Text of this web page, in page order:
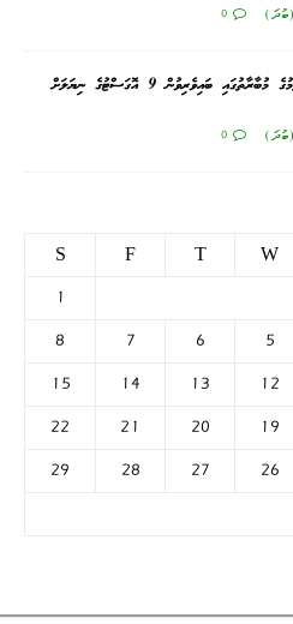
0
ދިރާގު މާލެ އޯޕަން ފެތުމުގެ މުބާރާތުގައި ބައިވެރިވުން 9 އޮގަސްޓުގެ ނިޔަލަށް
0
W
T
F
S
1
5
6
7
8
12
13
14
15
19
20
21
22
26
27
28
29